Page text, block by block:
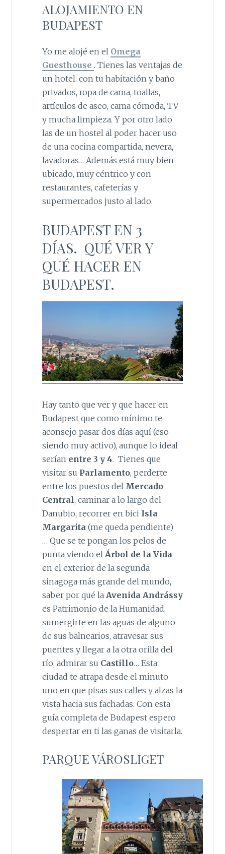
ALOJAMIENTO EN
BUDAPEST
Yo me alojé en el Omega
Guesthouse . Tienes las ventajas de
un hotel: con tu habitación y baño
privados, ropa de cama, toallas,
artículos de aseo, cama cómoda, TV
y mucha limpieza. Y por otro lado
las de un hostel al poder hacer uso
de una cocina compartida, nevera,
lavadoras… Además está muy bien
ubicado, muy céntrico y con
restaurantes, cafeterías y
supermercados justo al lado.
BUDAPEST EN 3
DÍAS. QUÉ VER Y
QUÉ HACER EN
BUDAPEST.
Hay tanto que ver y que hacer en
Budapest que como mínimo te
aconsejo pasar dos días aquí (eso
siendo muy activo), aunque lo ideal
serían entre 3 y 4. Tienes que
visitar su Parlamento, perderte
entre los puestos del Mercado
Central, caminar a lo largo del
Danubio, recorrer en bici Isla
Margarita (me queda pendiente)
… Que se te pongan los pelos de
punta viendo el Árbol de la Vida
en el exterior de la segunda
sinagoga más grande del mundo,
saber por qué la Avenida Andrássy
es Patrimonio de la Humanidad,
sumergirte en las aguas de alguno
de sus balnearios, atravesar sus
puentes y llegar a la otra orilla del
río, admirar su Castillo… Esta
ciudad te atrapa desde el minuto
uno en que pisas sus calles y alzas la
vista hacia sus fachadas. Con esta
guía completa de Budapest espero
despertar en ti las ganas de visitarla.
PARQUE VÁROSLIGET